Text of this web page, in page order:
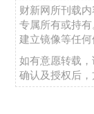
财新网所刊载
专属所有或持
建立镜像等任何
如有意愿转载
确认及授权后，